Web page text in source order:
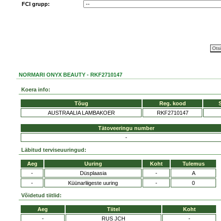
FCI grupp:
NORMARI ONYX BEAUTY - RKF2710147
Koera info:
Tõug Reg. kood
AUSTRAALIA LAMBAKOER
RKF2710147
Tätoveeringu number
-
Läbitud terviseuuringud:
Aeg Uuring Koht
Tulemus
-
Düsplaasia -
A
-
Küünarliigeste uuring - 0
Võidetud tiitlid:
Aeg Tiitel
Koht
-
RUS JCH
-